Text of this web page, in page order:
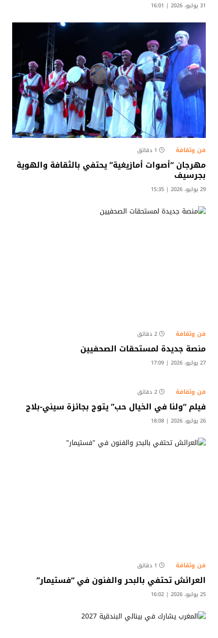
31 يوليو، 2026 | 16:01
فن وثقافة 1 دقائق
مهرجان “أصوات أمازيغية” يحتفي بالثقافة والهوية
بجرسيف
29 يوليو، 2026 | 15:35
فن وثقافة 2 دقائق
منصة جديدة لمستحقات الصحفيين
27 يوليو، 2026 | 17:09
فن وثقافة 2 دقائق
فيلم “ولنا في الخيال حب” يتوج بجائزة سيني-بلاج
26 يوليو، 2026 | 18:08
فن وثقافة 1 دقائق
العرائش تحتفي بالبحر والفنون في “فستيمار”
25 يوليو، 2026 | 16:02